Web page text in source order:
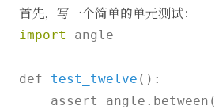
首先，写一个简单的单元测试：
import angle
def test_twelve () :
    assert angle.between(